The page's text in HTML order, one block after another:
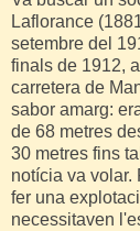
Laflorance
setembre del
finals de 1912,
carretera de
sabor amarg:
de 68 metres
30 metres fins
notícia va volar.
fer una
necessitaven